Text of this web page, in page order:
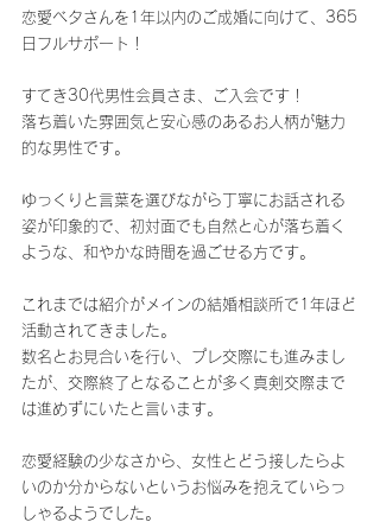
恋愛ベタさんを1年以内のご成婚に向けて、365
日フルサポート！
すてき30代男性会員さま、ご入会です！
落ち着いた雰囲気と安心感のあるお人柄が魅力
的な男性です。
ゆっくりと言葉を選びながら丁寧にお話される
姿が印象的で、初対面でも自然と心が落ち着く
ような、和やかな時間を過ごせる方です。
これまでは紹介がメインの結婚相談所で1年ほど
活動されてきました。
数名とお見合いを行い、プレ交際にも進みまし
たが、交際終了となることが多く真剣交際まで
は進めずにいたと言います。
恋愛経験の少なさから、女性とどう接したらよ
いのか分からないというお悩みを抱えていらっ
しゃるようでした。